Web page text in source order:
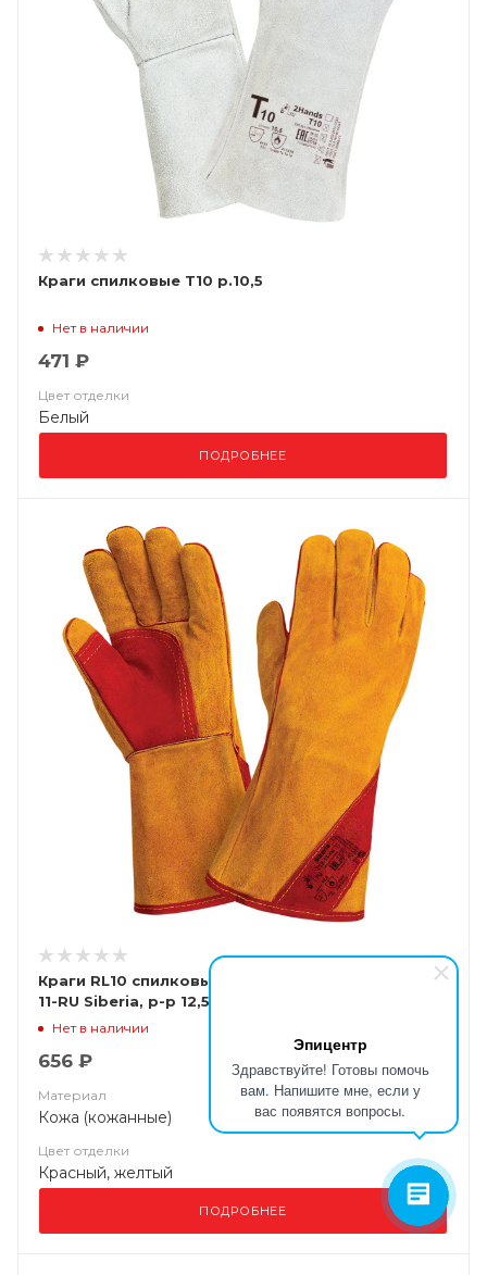
Эпицентр
Здравствуйте! Готовы помочь
вам. Напишите мне, если у
вас появятся вопросы.
Краги спилковые Т10 р.10,5
Нет в наличии
471 ₽
Цвет отделки
Белый
ПОДРОБНЕЕ
Краги RL10 спилковые с широким манжетом Т12-
11-RU Siberia, р-р 12,5
Нет в наличии
656 ₽
Материал
Кожа (кожанные)
Цвет отделки
Красный, желтый
ПОДРОБНЕЕ